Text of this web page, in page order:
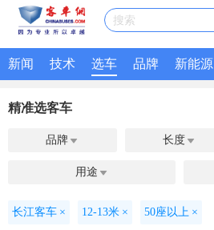
搜索
新闻 技术 选车 品牌 新能源
精准选客车
品牌  长度 
用途 
长江客车 × 12-13米 × 50座以上 ×